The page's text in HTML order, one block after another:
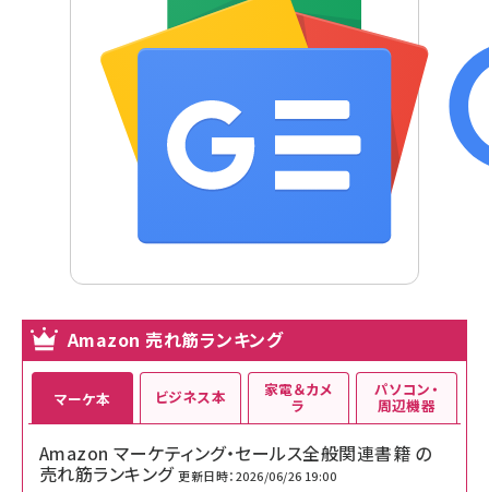
Amazon 売れ筋ランキング
マーケ本
Amazon マーケティング・セールス全般関連書籍 の
売れ筋ランキング 更新日時：2026/06/26 19:00
ビジネス本 家電＆カメ
ラ
パソコン・
周辺機器